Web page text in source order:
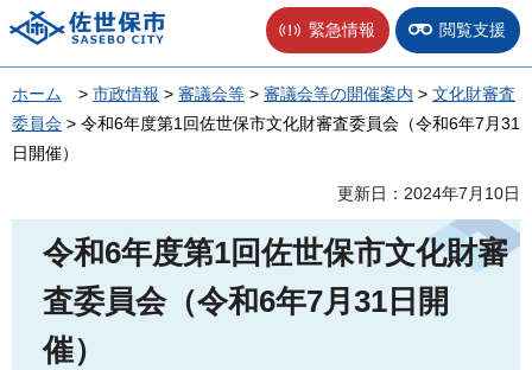
佐世保市 緊急情報 閲覧支援
ホーム > 市政情報 > 審議会等 > 審議会等の開催案内 > 文化財審査
委員会 > 令和6年度第1回佐世保市文化財審査委員会（令和6年7月31
日開催）
更新日：2024年7月10日
令和6年度第1回佐世保市文化財審
査委員会（令和6年7月31日開
催）